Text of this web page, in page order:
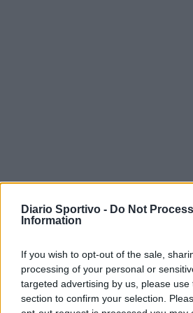
Diario Sportivo - Do Not
Information
If you wish to opt-out of the sale,
processing of your personal or
targeted advertising by us, please
section to confirm your selection.
PIÙ LETTI OGGI
L'Ilva si completa
Carlucci, Bevilacqua,
7 Ago 2026